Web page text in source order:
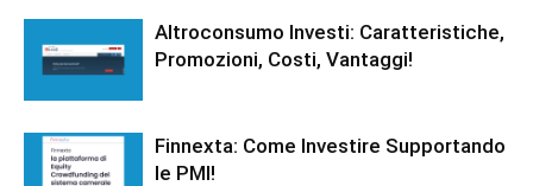
Altroconsumo Investi: Caratteristiche,
Promozioni, Costi, Vantaggi!
Finnexta: Come Investire Supportando
le PMI!